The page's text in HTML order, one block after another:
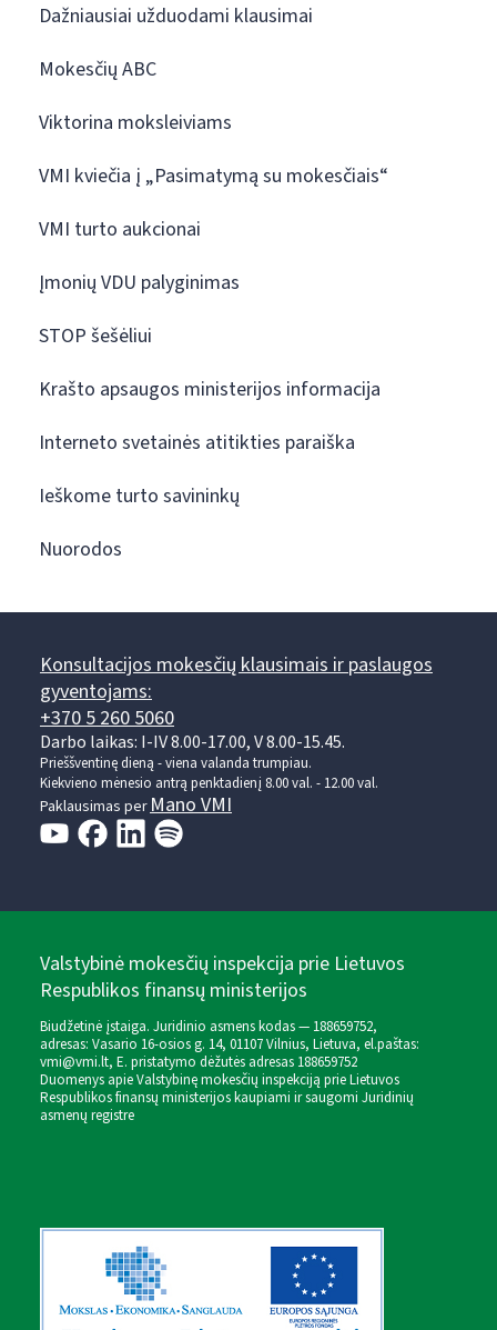
Dažniausiai užduodami klausimai
Mokesčių ABC
Viktorina moksleiviams
VMI kviečia į „Pasimatymą su mokesčiais“
VMI turto aukcionai
Įmonių VDU palyginimas
STOP šešėliui
Krašto apsaugos ministerijos informacija
Interneto svetainės atitikties paraiška
Ieškome turto savininkų
Nuorodos
Konsultacijos mokesčių klausimais ir paslaugos
gyventojams:
+370 5 260 5060
Darbo laikas: I-IV 8.00-17.00, V 8.00-15.45.
Prieššventinę dieną - viena valanda trumpiau.
Kiekvieno mėnesio antrą penktadienį 8.00 val. - 12.00 val.
Paklausimas per Mano VMI
Valstybinė mokesčių inspekcija prie Lietuvos
Respublikos finansų ministerijos
Biudžetinė įstaiga. Juridinio asmens kodas — 188659752,
adresas: Vasario 16-osios g. 14, 01107 Vilnius, Lietuva, el.paštas:
vmi@vmi.lt, E. pristatymo dėžutės adresas 188659752
Duomenys apie Valstybinę mokesčių inspekciją prie Lietuvos
Respublikos finansų ministerijos kaupiami ir saugomi Juridinių
asmenų registre